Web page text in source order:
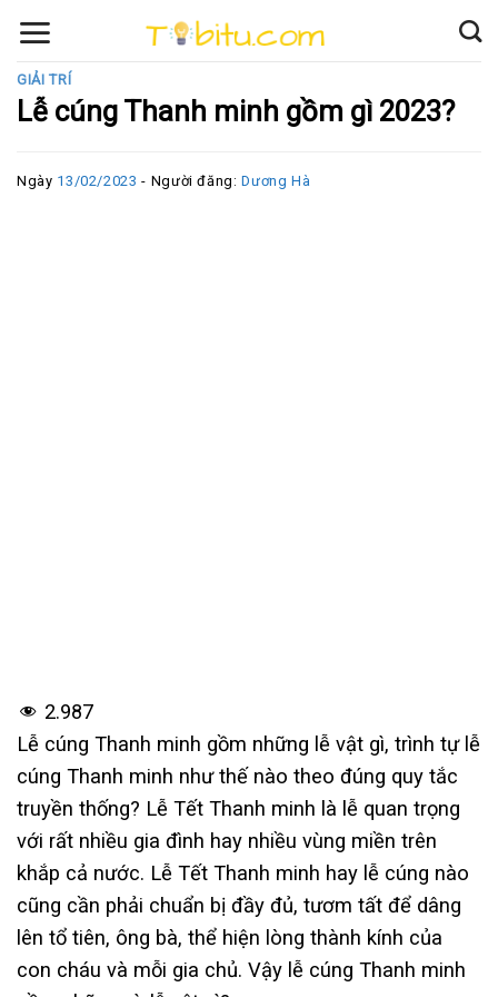
content
GIẢI TRÍ
Lễ cúng Thanh minh gồm gì 2023?
Ngày 13/02/2023 - Người đăng:Dương Hà
2.987
Lễ cúng Thanh minh gồm những lễ vật gì, trình tự lễ
cúng Thanh minh như thế nào theo đúng quy tắc
truyền thống? Lễ Tết Thanh minh là lễ quan trọng
với rất nhiều gia đình hay nhiều vùng miền trên
khắp cả nước. Lễ Tết Thanh minh hay lễ cúng nào
cũng cần phải chuẩn bị đầy đủ, tươm tất để dâng
lên tổ tiên, ông bà, thể hiện lòng thành kính của
con cháu và mỗi gia chủ. Vậy lễ cúng Thanh minh